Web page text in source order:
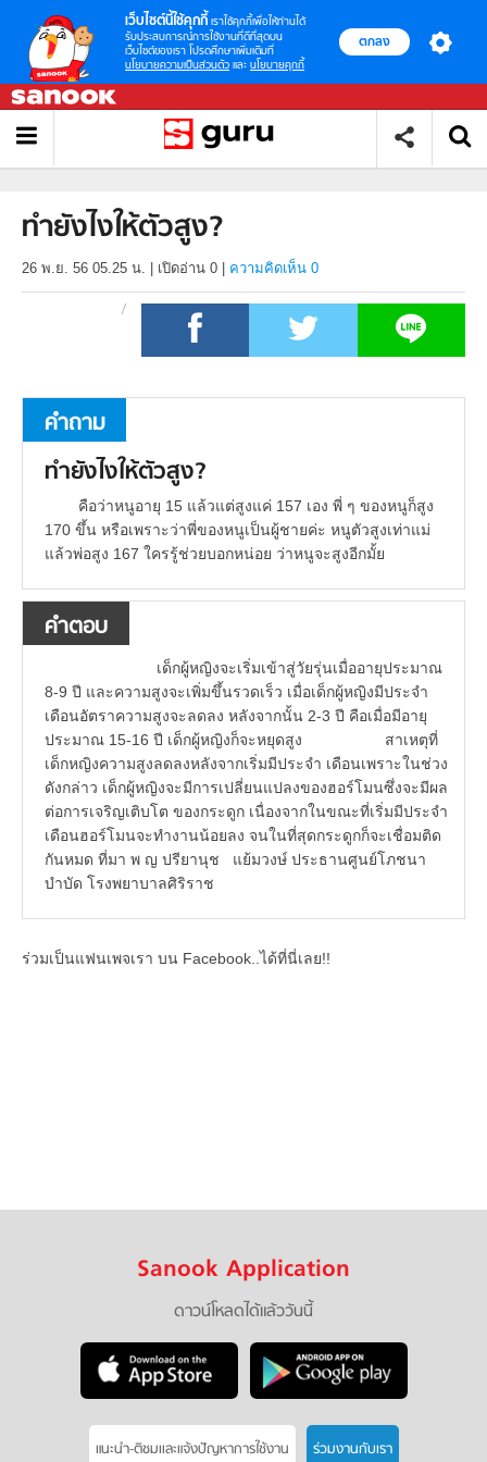
เว็บไซต์นี้ใช้คุกกี้ เราใช้คุกกี้เพื่อให้ท่านได้
รับประสบการณ์การใช้งานที่ดีที่สุดบน
เว็บไซต์ของเรา โปรดศึกษาเพิ่มเติมที่
นโยบายความเป็นส่วนตัว และ นโยบายคุกกี้
ตกลง
ทำยังไงให้ตัวสูง?
26 พ.ย. 56 05.25 น. เปิดอ่าน 0 ความคิดเห็น 0
คำถาม
ทำยังไงให้ตัวสูง?
คือว่าหนูอายุ 15 แล้วแต่สูงแค่ 157 เอง พี่ ๆ ของหนูก็สูง
170 ขึ้น หรือเพราะว่าพี่ของหนูเป็นผู้ชายค่ะ หนูตัวสูงเท่าแม่
แล้วพ่อสูง 167 ใครรู้ช่วยบอกหน่อย ว่าหนูจะสูงอีกมั้ย
คำตอบ
เด็กผู้หญิงจะเริ่มเข้าสู่วัยรุ่นเมื่ออายุประมาณ
8-9 ปี และความสูงจะเพิ่มขึ้นรวดเร็ว เมื่อเด็กผู้หญิงมีประจำ
เดือนอัตราความสูงจะลดลง หลังจากนั้น 2-3 ปี คือเมื่อมีอายุ
ประมาณ 15-16 ปี เด็กผู้หญิงก็จะหยุดสูง สาเหตุที่
เด็กหญิงความสูงลดลงหลังจากเริ่มมีประจำ เดือนเพราะในช่วง
ดังกล่าว เด็กผู้หญิงจะมีการเปลี่ยนแปลงของฮอร์โมนซึ่งจะมีผล
ต่อการเจริญเติบโต ของกระดูก เนื่องจากในขณะที่เริ่มมีประจำ
เดือนฮอร์โมนจะทำงานน้อยลง จนในที่สุดกระดูกก็จะเชื่อมติด
กันหมด ที่มา พ ญ ปรียานุช แย้มวงษ์ ประธานศูนย์โภชนา
บำบัด โรงพยาบาลศิริราช
ร่วมเป็นแฟนเพจเรา บน Facebook..ได้ที่นี่เลย!!
Sanook Application
ดาวน์โหลดได้แล้ววันนี้
แนะนำ-ติชมเเละแจ้งปัญหาการใช้งาน ร่วมงานกับเรา